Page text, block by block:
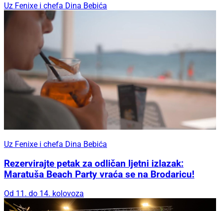
Uz Fenixe i chefa Dina Bebića
Uz Fenixe i chefa Dina Bebića
Rezervirajte petak za odličan ljetni izlazak:
Maratuša Beach Party vraća se na Brodaricu!
Od 11. do 14. kolovoza